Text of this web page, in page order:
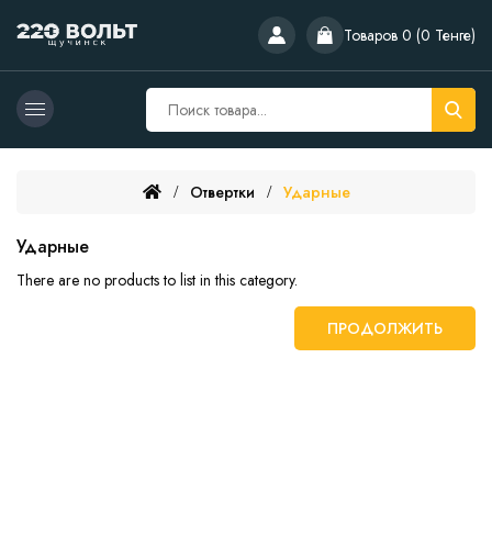
Товаров 0 (0 Тенге)
Отвертки Ударные
Ударные
There are no products to list in this category.
ПРОДОЛЖИТЬ